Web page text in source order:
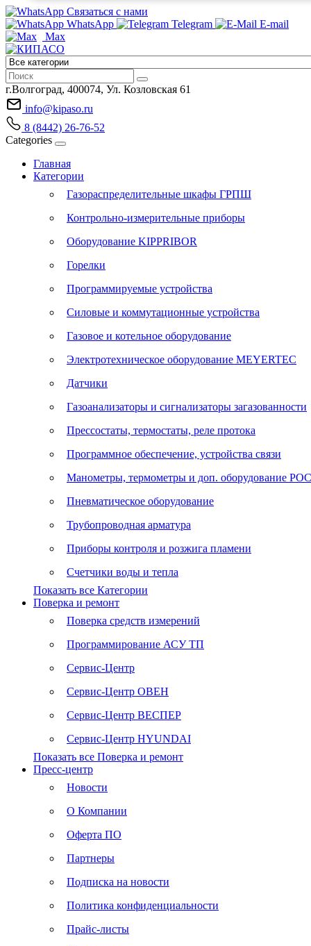
Связаться с нами
WhatsApp
Telegram
E-mail
Max
г.Волгоград, 400074, Ул. Козловская 61
info@kipaso.ru
8 (8442) 26-76-52
Categories
Главная
Категории
Газораспределительные шкафы ГРПШ
Контрольно-измерительные приборы
Оборудование KIPPRIBOR
Горелки
Программируемые устройства
Силовые и коммутационные устройства
Газовое и котельное оборудование
Электротехническое оборудование MEYERTEC
Датчики
Газоанализаторы и сигнализаторы загазованности
Прессостаты, термостаты, реле протока
Программное обеспечение, устройства связи
Манометры, термометры и доп. оборудование
Пневматическое оборудование
Трубопроводная арматура
Приборы контроля и розжига пламени
Счетчики воды и тепла
Показать все Категории
Поверка и ремонт
Поверка средств измерений
Программирование АСУ ТП
Сервис-Центр
Сервис-Центр ОВЕН
Сервис-Центр ВЕСПЕР
Сервис-Центр HYUNDAI
Показать все Поверка и ремонт
Пресс-центр
Новости
О Компании
Оферта ПО
Партнеры
Подписка на новости
Политика конфиденциальности
Прайс-листы